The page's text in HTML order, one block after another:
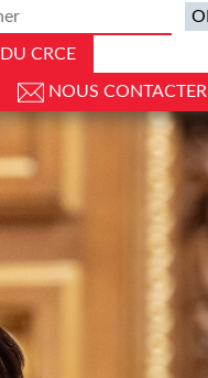
CRCE
NOUS CONTACTER